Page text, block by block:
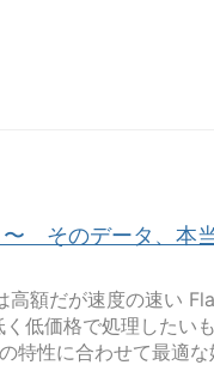
そのデータ、本
高額だが速度の速い
低価格で処理したい
特性に合わせて最適な